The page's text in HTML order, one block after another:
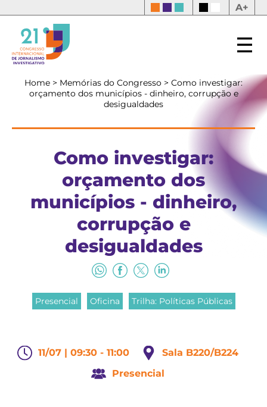
A+
Home > Memórias do Congresso > Como investigar:
orçamento dos municípios - dinheiro, corrupção e
desigualdades
Como investigar:
orçamento dos
municípios - dinheiro,
corrupção e
desigualdades
Presencial Oficina Trilha: Políticas Públicas
11/07 | 09:30 - 11:00
Sala B220/B224
Presencial